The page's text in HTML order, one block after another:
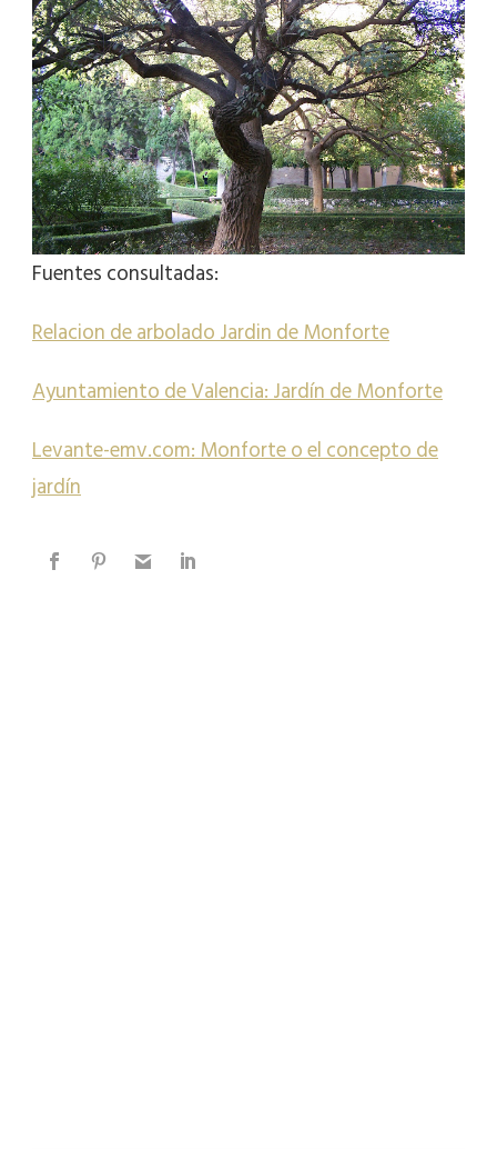
Fuentes consultadas:
Relacion de arbolado Jardin de Monforte
Ayuntamiento de Valencia: Jardín de Monforte
Levante-emv.com: Monforte o el concepto de
jardín